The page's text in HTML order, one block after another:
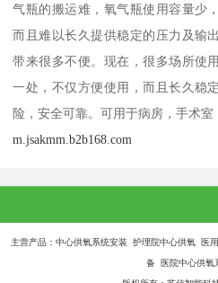
气瓶的搬运难，氧气瓶使用容量少
而且难以长久提供稳定的压力及输
带来很多不便。现在，很多场所使
一处，不仅方便使用，而且长久稳
险，安全可靠。可用于病房，手术室
m.jsakmm.b2b168.com
主营产品：中心供氧系统安装 护理院中心供氧 医
备 医院中心供氧